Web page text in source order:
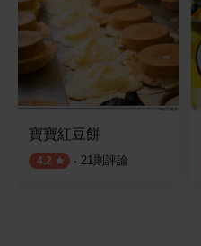
寶寶紅豆餅
4.2 · 21則評論